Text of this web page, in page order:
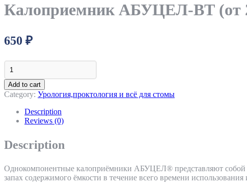
Калоприемник АБУЦЕЛ-ВТ (от
650 ₽
Калоприемник
АБУЦЕЛ-
ВТ
(от
мм)-5
Add to cart
Category: Урология,проктология и всё для стомы
Description
Reviews (0)
Description
Однокомпонентные калоприёмники АБУЦЕЛ® представляют собой
запах содержимого ёмкости в течение всего времени использования